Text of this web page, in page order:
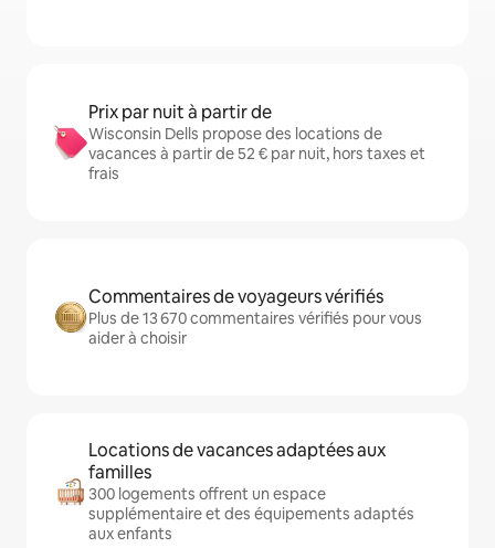
Prix par nuit à partir de
Wisconsin Dells propose des locations de
vacances à partir de 52 € par nuit, hors taxes et
frais
Commentaires de voyageurs vérifiés
Plus de 13 670 commentaires vérifiés pour vous
aider à choisir
Locations de vacances adaptées aux
familles
300 logements offrent un espace
supplémentaire et des équipements adaptés
aux enfants